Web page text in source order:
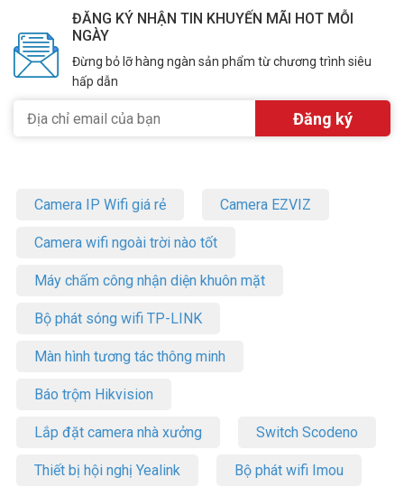
ĐĂNG KÝ NHẬN TIN KHUYẾN MÃI HOT MỖI
NGÀY
Đừng bỏ lỡ hàng ngàn sản phẩm từ chương trình siêu
hấp dẫn
Camera IP Wifi giá rẻ Camera EZVIZ
Camera wifi ngoài trời nào tốt
Máy chấm công nhận diện khuôn mặt
Bộ phát sóng wifi TP-LINK
Màn hình tương tác thông minh
Báo trộm Hikvision
Lắp đặt camera nhà xưởng Switch Scodeno
Thiết bị hội nghị Yealink Bộ phát wifi Imou